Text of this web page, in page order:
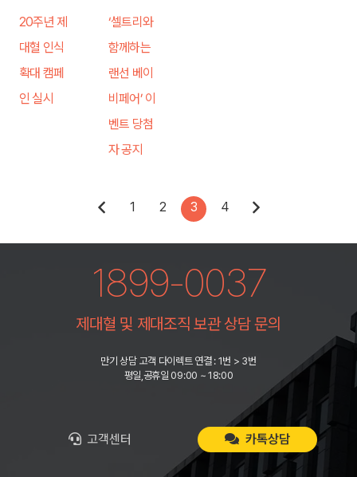
20주년 제
대혈 인식
확대 캠페
인 실시
‘셀트리와
함께하는
랜선 베이
비페어’ 이
벤트 당첨
자 공지
1 2 3 4
1899-0037
제대혈 및 제대조직 보관 상담 문의
만기 상담 고객 다이렉트 연결 : 1번 > 3번
평일,공휴일 09:00 ~ 18:00
고객센터 카톡상담